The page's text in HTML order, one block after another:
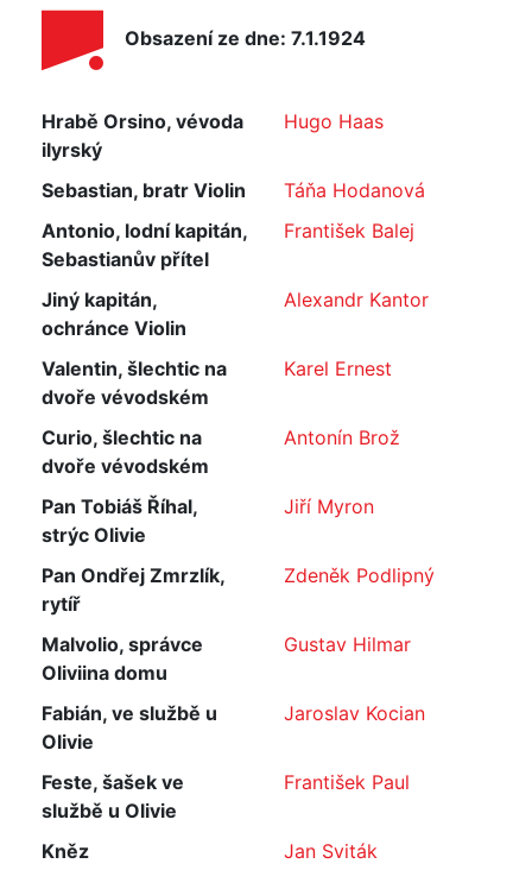
Obsazení ze dne: 7.1.1924
Hrabě Orsino, vévoda
ilyrský
Hugo Haas
Sebastian, bratr Violin
Táňa Hodanová
Antonio, lodní kapitán,
Sebastianův přítel
František Balej
Jiný kapitán,
ochránce Violin
Alexandr Kantor
Valentin, šlechtic na
dvoře vévodském
Karel Ernest
Curio, šlechtic na
dvoře vévodském
Antonín Brož
Pan Tobiáš Říhal,
strýc Olivie
Jiří Myron
Pan Ondřej Zmrzlík,
rytíř
Zdeněk Podlipný
Malvolio, správce
Oliviina domu
Gustav Hilmar
Fabián, ve službě u
Olivie
Jaroslav Kocian
Feste, šašek ve
službě u Olivie
František Paul
Kněz
Jan Sviták